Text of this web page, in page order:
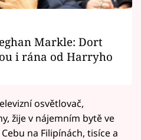
Markle: Dort
i rána od Harryho
osvětlovač,
žije v nájemním bytě ve
na Filipínách, tisíce a